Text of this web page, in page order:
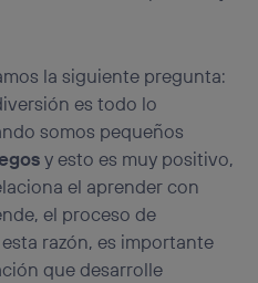
la siguiente pregunta:
es todo lo
somos pequeños
y esto es muy positivo,
el aprender con
el proceso de
razón, es importante
que desarrolle